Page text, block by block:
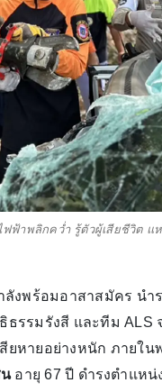
ฟฟ้าพลิกคว่ำ รู้ตัวผู้เสียชีวิต แ
ลังพร้อมอาสาสมัคร น
รรมรังสี และทีม ALS
ยหายอย่างหนัก ภายใ
อายุ 67 ปี ดำรงตำแหน่